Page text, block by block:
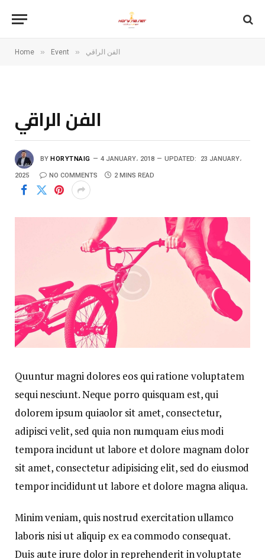
Home » Event » الفن الراقي
الفن الراقي
BY HORYTNAIG 4 JANUARY، 2018 UPDATED: 23 JANUARY،
2025 NO COMMENTS 2 MINS READ
Quuntur magni dolores eos qui ratione voluptatem
sequi nesciunt. Neque porro quisquam est, qui
dolorem ipsum quiaolor sit amet, consectetur,
adipisci velit, sed quia non numquam eius modi
tempora incidunt ut labore et dolore magnam dolor
sit amet, consectetur adipisicing elit, sed do eiusmod
tempor incididunt ut labore et dolore magna aliqua.
Minim veniam, quis nostrud exercitation ullamco
laboris nisi ut aliquip ex ea commodo consequat.
Duis aute irure dolor in reprehenderit in voluptate